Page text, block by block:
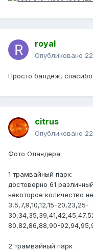
royal
Опубликовано
Просто балдеж, спасибо!
citrus
Опубликовано
Фото Оландера:
1 трамвайный парк:
достоверно 61
некоторое количество
3,5,7,9,10,12,15-20,23,25-
80,82,86,88,90-
2 трамвайный парк